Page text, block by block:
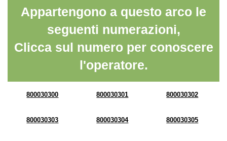
Appartengono a questo arco le
seguenti numerazioni,
Clicca sul numero per conoscere
l'operatore.
800030300 800030301 800030302
800030303 800030304 800030305